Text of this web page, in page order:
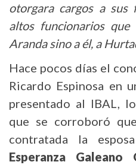
otorgara cargos a sus
altos funcionarios
Aranda sino a él, a
Hace pocos días el
Ricardo Espinosa en
presentado al IBAL,
que se corroboró
contratada la
Esperanza Galeano